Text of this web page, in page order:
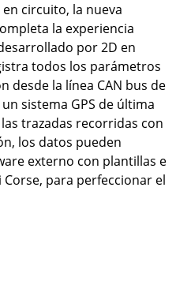
circuito, la nueva
la experiencia
por 2D en
todos los parámetros
desde la línea CAN bus de
sistema GPS de última
trazadas recorridas con
los datos pueden
externo con plantillas e
para perfeccionar el